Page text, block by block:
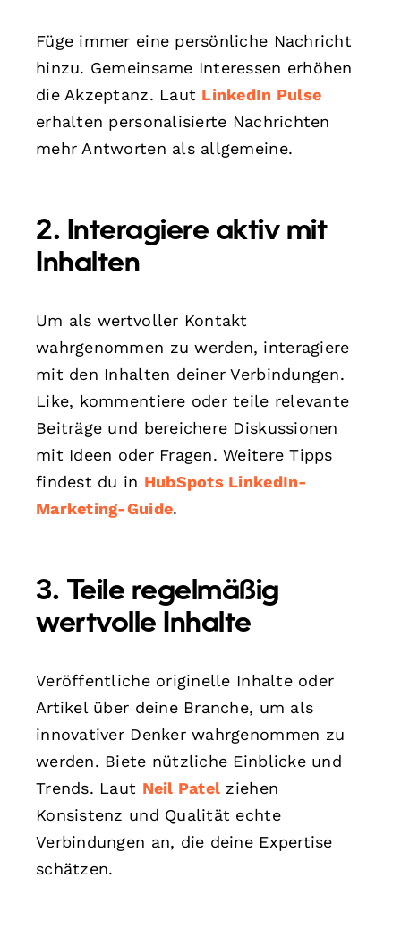
Füge immer eine persönliche Nachricht
hinzu. Gemeinsame Interessen erhöhen
die Akzeptanz. Laut LinkedIn Pulse
erhalten personalisierte Nachrichten
mehr Antworten als allgemeine.
2. Interagiere aktiv mit
Inhalten
Um als wertvoller Kontakt
wahrgenommen zu werden, interagiere
mit den Inhalten deiner Verbindungen.
Like, kommentiere oder teile relevante
Beiträge und bereichere Diskussionen
mit Ideen oder Fragen. Weitere Tipps
findest du in HubSpots LinkedIn-
Marketing-Guide.
3. Teile regelmäßig
wertvolle Inhalte
Veröffentliche originelle Inhalte oder
Artikel über deine Branche, um als
innovativer Denker wahrgenommen zu
werden. Biete nützliche Einblicke und
Trends. Laut Neil Patel ziehen
Konsistenz und Qualität echte
Verbindungen an, die deine Expertise
schätzen.